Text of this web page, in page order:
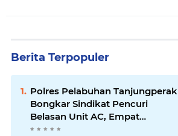
Berita Terpopuler
Polres Pelabuhan Tanjungperak
Bongkar Sindikat Pencuri
Belasan Unit AC, Empat
Tersangka Diamankan